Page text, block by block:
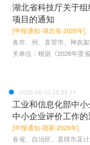
湖北省科技厅关于
项目的通知
[申报通知-湖北省-2026年]
各市、州、直管市、神农
关单位：根据《2026年度
2026-06-03 09:38:11
工业和信息化部中
中小企业评价工作
[申报通知-国家-2026年]
各省、自治区、直辖市及